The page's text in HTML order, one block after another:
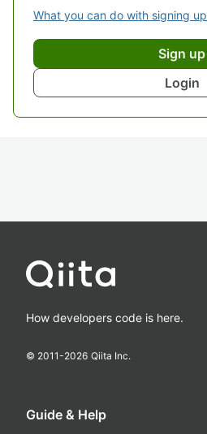
What you can do with signing up
Sign up
Login
How developers code is here.
© 2011-2026 Qiita Inc.
Guide & Help